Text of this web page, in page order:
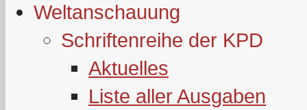
Weltanschauung
Schriftenreihe der KPD
Aktuelles
Liste aller Ausgaben